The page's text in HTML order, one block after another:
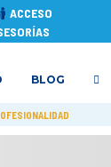
ACCESO
BLOG